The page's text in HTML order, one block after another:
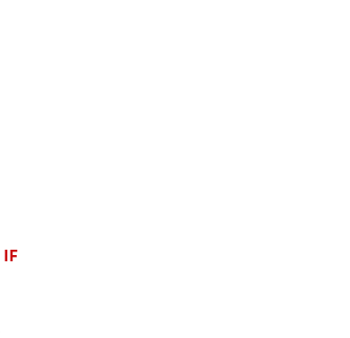
IF